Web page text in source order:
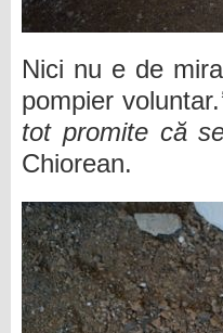
Nici nu e de
pompier voluntar.
tot promite că
Chiorean.